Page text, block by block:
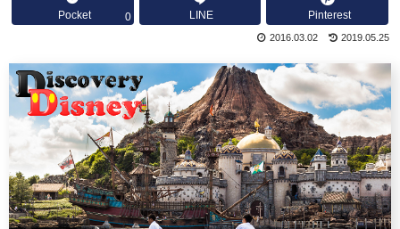
Pocket 0 LINE Pinterest
2019.05.25
2016.03.02